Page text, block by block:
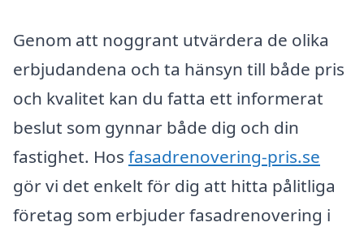
Genom att noggrant utvärdera de olika
erbjudandena och ta hänsyn till både pris
och kvalitet kan du fatta ett informerat
beslut som gynnar både dig och din
fastighet. Hos fasadrenovering-pris.se
gör vi det enkelt för dig att hitta pålitliga
företag som erbjuder fasadrenovering i